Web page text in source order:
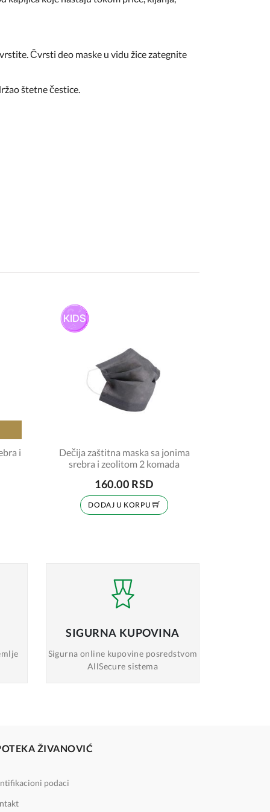
Čvrsti deo maske u vidu žice zategnite
štetne čestice.
i
Dečija zaštitna maska sa jonima
srebra i zeolitom 2 komada
160.00 RSD
DODAJ U KORPU
SIGURNA KUPOVINA
Sigurna online kupovine posredstvom
AllSecure sistema
ŽIVANOVIĆ
podaci